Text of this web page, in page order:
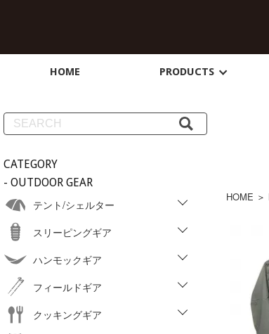
HOME PRODUCTS
CATEGORY
- OUTDOOR GEAR
テント/シェルター
スリーピングギア
ハンモックギア
フィールドギア
クッキングギア
HOME ＞